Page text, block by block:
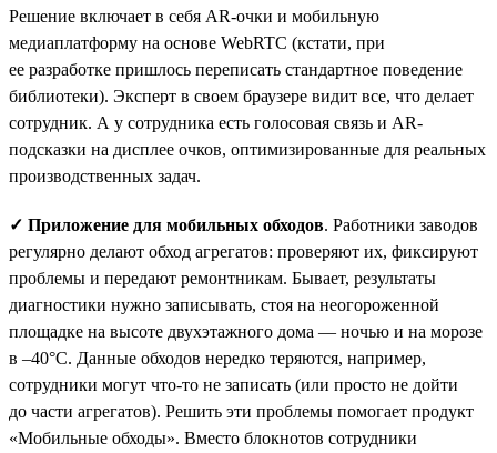
Решение включает в себя AR-очки и мобильную
медиаплатформу на основе WebRTC (кстати, при
ее разработке пришлось переписать стандартное поведение
библиотеки). Эксперт в своем браузере видит все, что делает
сотрудник. А у сотрудника есть голосовая связь и AR-
подсказки на дисплее очков, оптимизированные для реальных
производственных задач.
✓ Приложение для мобильных обходов. Работники заводов
регулярно делают обход агрегатов: проверяют их, фиксируют
проблемы и передают ремонтникам. Бывает, результаты
диагностики нужно записывать, стоя на неогороженной
площадке на высоте двухэтажного дома — ночью и на морозе
в –40°С. Данные обходов нередко теряются, например,
сотрудники могут что-то не записать (или просто не дойти
до части агрегатов). Решить эти проблемы помогает продукт
«Мобильные обходы». Вместо блокнотов сотрудники